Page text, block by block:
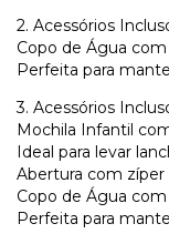
2. Acessórios
Copo de Água
Perfeita para
3. Acessórios
Mochila Infantil
Ideal para levar
Abertura com zíper
Copo de Água
Perfeita para